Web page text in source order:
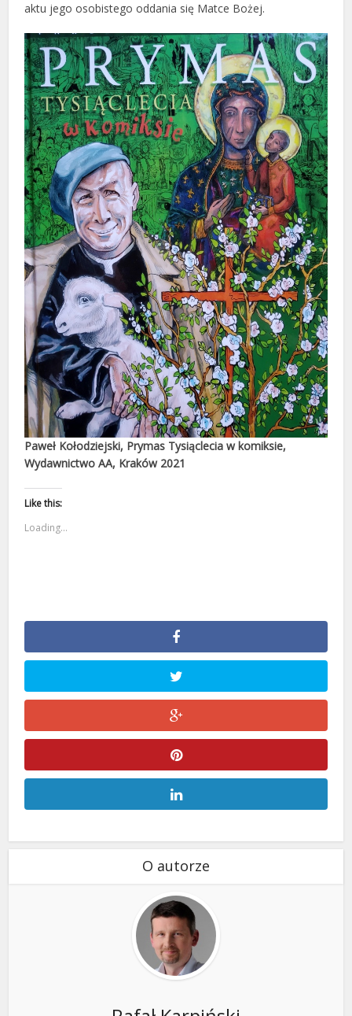
aktu jego osobistego oddania się Matce Bożej.
Paweł Kołodziejski, Prymas Tysiąclecia w komiksie,
Wydawnictwo AA, Kraków 2021
Like this:
Loading...
O autorze